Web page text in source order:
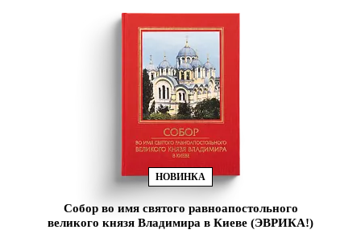
НОВИНКА
Собор во имя святого равноапостольного
великого князя Владимира в Киеве (ЭВРИКА!)